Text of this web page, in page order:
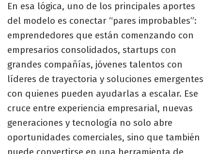
En esa lógica, uno de los principales aportes
del modelo es conectar “pares improbables”:
emprendedores que están comenzando con
empresarios consolidados, startups con
grandes compañías, jóvenes talentos con
líderes de trayectoria y soluciones emergentes
con quienes pueden ayudarlas a escalar. Ese
cruce entre experiencia empresarial, nuevas
generaciones y tecnología no solo abre
oportunidades comerciales, sino que también